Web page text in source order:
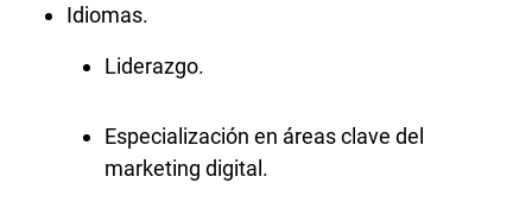
Idiomas.
Liderazgo.
Especialización en áreas clave del
marketing digital.